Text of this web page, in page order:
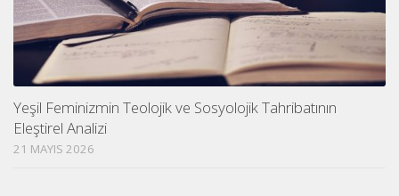
Yeşil Feminizmin Teolojik ve Sosyolojik Tahribatının
Eleştirel Analizi
21 MAYIS 2026